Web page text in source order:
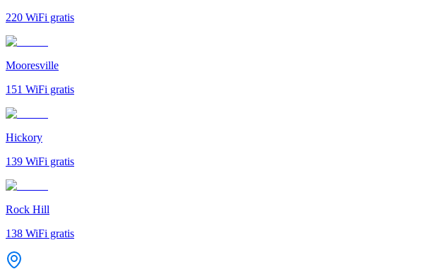
220 WiFi gratis
Mooresville
151 WiFi gratis
Hickory
139 WiFi gratis
Rock Hill
138 WiFi gratis